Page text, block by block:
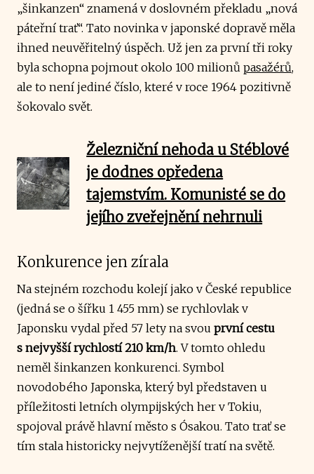
„šinkanzen“ znamená v doslovném překladu „nová
páteřní trať“. Tato novinka v japonské dopravě měla
ihned neuvěřitelný úspěch. Už jen za první tři roky
byla schopna pojmout okolo 100 milionů pasažérů,
ale to není jediné číslo, které v roce 1964 pozitivně
šokovalo svět.
Železniční nehoda u Stéblové
je dodnes opředena
tajemstvím. Komunisté se do
jejího zveřejnění nehrnuli
Konkurence jen zírala
Na stejném rozchodu kolejí jako v České republice
(jedná se o šířku 1 455 mm) se rychlovlak v
Japonsku vydal před 57 lety na svou první cestu
s nejvyšší rychlostí 210 km/h. V tomto ohledu
neměl šinkanzen konkurenci. Symbol
novodobého Japonska, který byl představen u
příležitosti letních olympijských her v Tokiu,
spojoval právě hlavní město s Ósakou. Tato trať se
tím stala historicky nejvytíženější tratí na světě.